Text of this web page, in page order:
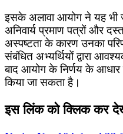
इसके अलावा आयोग ने यह भी
अनिवार्य प्रमाण पत्रों और
अस्पष्टता के कारण उनका
संबंधित अभ्यर्थियों द्वारा
बाद आयोग के निर्णय के
किया जा सकता है।
इस लिंक को क्लिक कर